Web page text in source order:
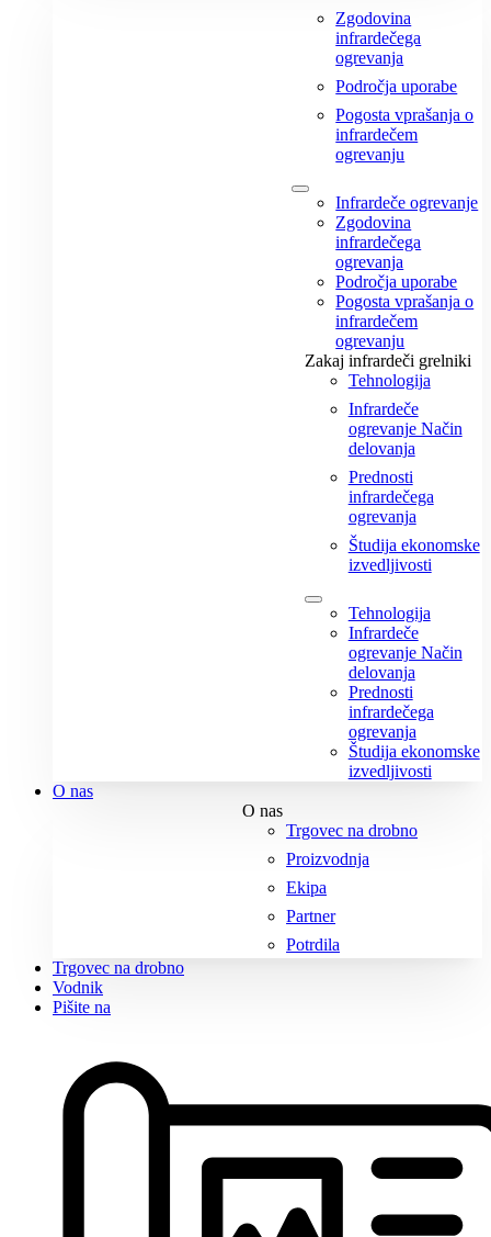
Zgodovina
infrardečega
ogrevanja
Področja uporabe
Pogosta vprašanja o
infrardečem
ogrevanju
Infrardeče ogrevanje
Zgodovina
infrardečega
ogrevanja
Področja uporabe
Pogosta vprašanja o
infrardečem
ogrevanju
Zakaj infrardeči grelniki
Tehnologija
Infrardeče
ogrevanje Način
delovanja
Prednosti
infrardečega
ogrevanja
Študija ekonomske
izvedljivosti
Tehnologija
Infrardeče
ogrevanje Način
delovanja
Prednosti
infrardečega
ogrevanja
Študija ekonomske
izvedljivosti
O nas
O nas
Trgovec na drobno
Proizvodnja
Ekipa
Partner
Potrdila
Trgovec na drobno
Vodnik
Pišite na